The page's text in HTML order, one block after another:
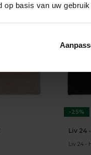
basis van uw
-25%
Liv 24
Liv 24 -